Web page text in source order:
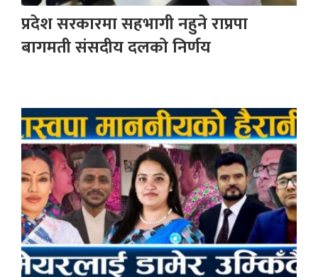
प्रदेश सरकारमा सहभागी नहुने राप्रपा
बागमती संसदीय दलको निर्णय